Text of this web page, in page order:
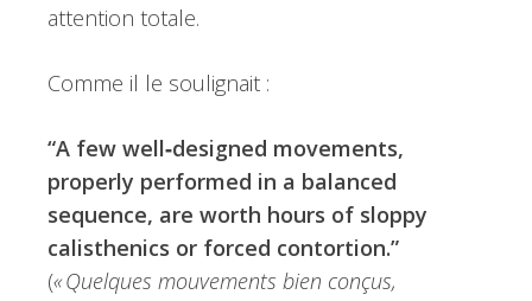
attention totale.
Comme il le soulignait :
“A few well‑designed movements,
properly performed in a balanced
sequence, are worth hours of sloppy
calisthenics or forced contortion.”
(« Quelques mouvements bien conçus,